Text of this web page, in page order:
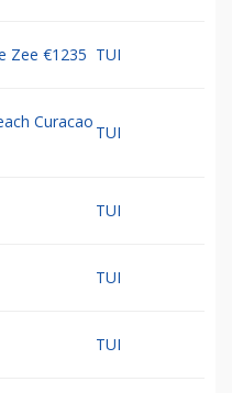
Zee €1235 TUI
Curacao
TUI
TUI
TUI
TUI